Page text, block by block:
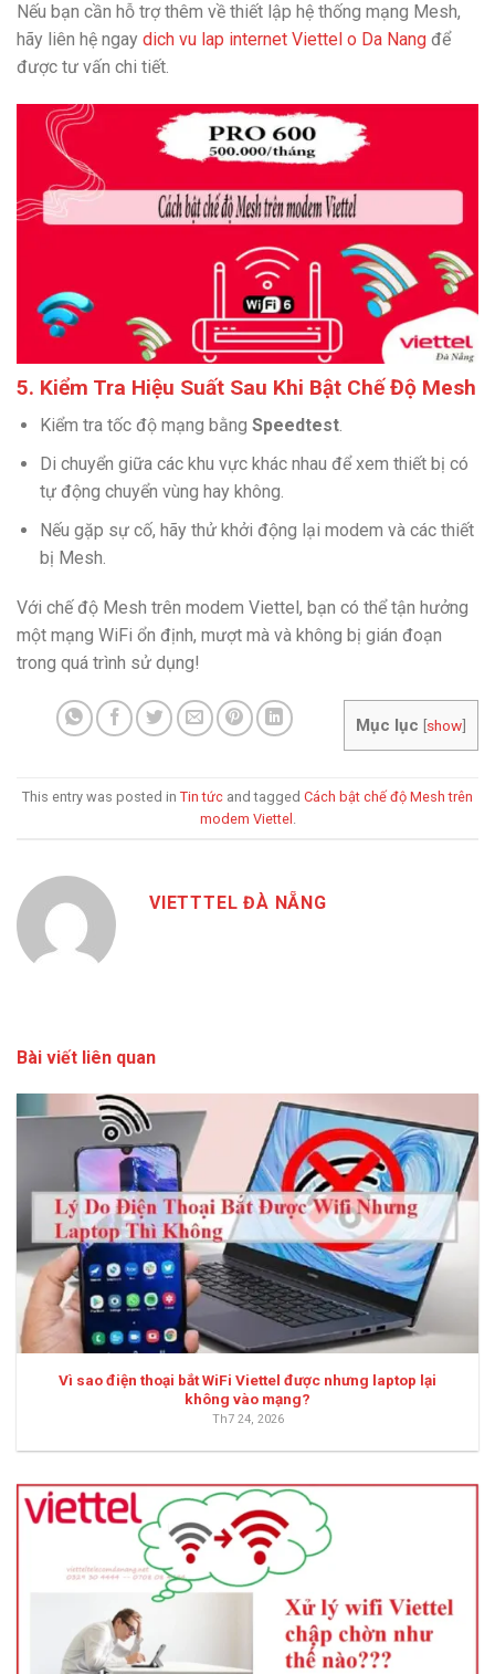
Nếu bạn cần hỗ trợ thêm về thiết lập hệ thống mạng Mesh,
hãy liên hệ ngay dich vu lap internet Viettel o Da Nang để
được tư vấn chi tiết.
5. Kiểm Tra Hiệu Suất Sau Khi Bật Chế Độ Mesh
Kiểm tra tốc độ mạng bằng Speedtest.
Di chuyển giữa các khu vực khác nhau để xem thiết bị có
tự động chuyển vùng hay không.
Nếu gặp sự cố, hãy thử khởi động lại modem và các thiết
bị Mesh.
Với chế độ Mesh trên modem Viettel, bạn có thể tận hưởng
một mạng WiFi ổn định, mượt mà và không bị gián đoạn
trong quá trình sử dụng!
Mục lục [show]
This entry was posted in Tin tức and tagged Cách bật chế độ Mesh trên
modem Viettel
VIETTTEL ĐÀ NẴNG
Bài viết liên quan
Vì sao điện thoại bắt WiFi Viettel được nhưng laptop lại
không vào mạng?
Th7 24, 2026